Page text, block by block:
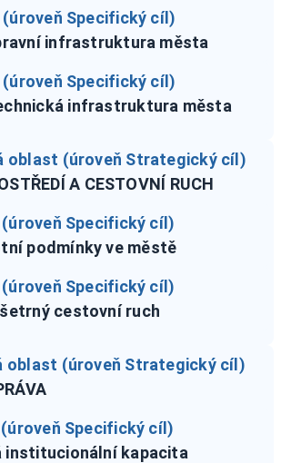
Specifický cíl)
infrastruktura města
Specifický cíl)
infrastruktura města
oblast (úroveň Strategický cíl)
A CESTOVNÍ RUCH
Specifický cíl)
podmínky ve městě
Specifický cíl)
cestovní ruch
oblast (úroveň Strategický cíl)
Specifický cíl)
institucionální kapacita